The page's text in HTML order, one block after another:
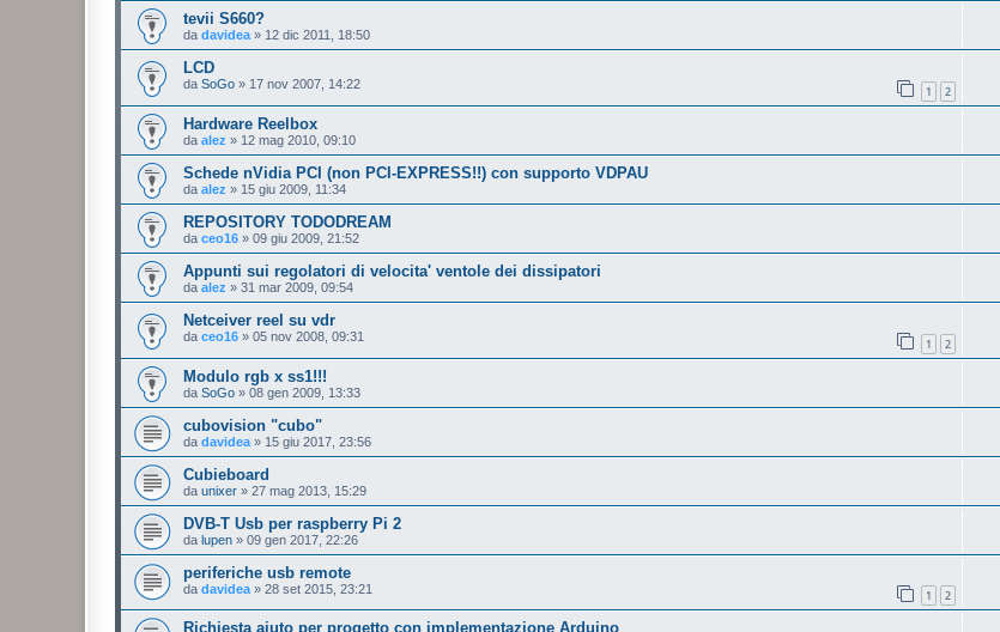
tevii S660?
da davidea» 12 dic 2011, 18:50
LCD
da SoGo » 17 nov 2007, 14:22 1 2
Hardware Reelbox
da alez » 12 mag 2010, 09:10
Schede nVidia PCI (non PCI-EXPRESS!!) con supporto VDPAU
da alez » 15 giu 2009, 11:34
REPOSITORY TODODREAM
da ceo16 » 09 giu 2009, 21:52
Appunti sui regolatori di velocita' ventole dei dissipatori
da alez » 31 mar 2009, 09:54
Netceiver reel su vdr
da ceo16 » 05 nov 2008, 09:31 1 2
Modulo rgb x ss1!!!
da SoGo » 08 gen 2009, 13:33
cubovision "cubo"
da davidea » 15 giu 2017, 23:56
Cubieboard
da unixer » 27 mag 2013, 15:29
DVB-T Usb per raspberry Pi 2
da lupen » 09 gen 2017, 22:26
periferiche usb remote
da davidea » 28 set 2015, 23:21 1 2
Richiesta aiuto per progetto con implementazione Arduino